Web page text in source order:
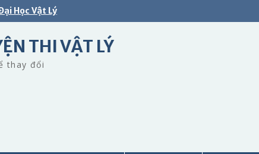
Học Vật Lý
THI VẬT LÝ
thay đổi